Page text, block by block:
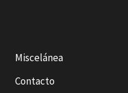
Miscelánea
Contacto